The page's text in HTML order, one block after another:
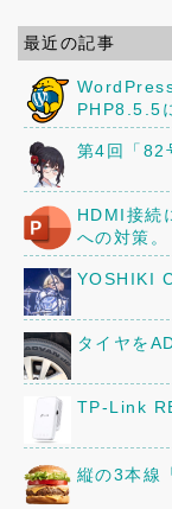
最近の記事
PHP8.5.5
第4回「82
HDMI接続
への対策。
YOSHIKI
タイヤを
TP-Link
縦の3本線